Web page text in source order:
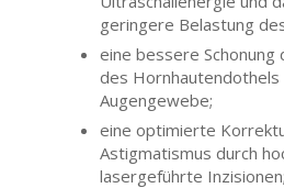
geringere Belastung
eine bessere Schonung
des Hornhautendothels
Augengewebe;
eine optimierte
Astigmatismus durch
lasergeführte Inzisionen;